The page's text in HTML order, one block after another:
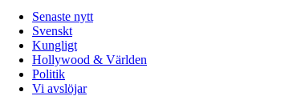
Senaste nytt
Svenskt
Kungligt
Hollywood & Världen
Politik
Vi avslöjar